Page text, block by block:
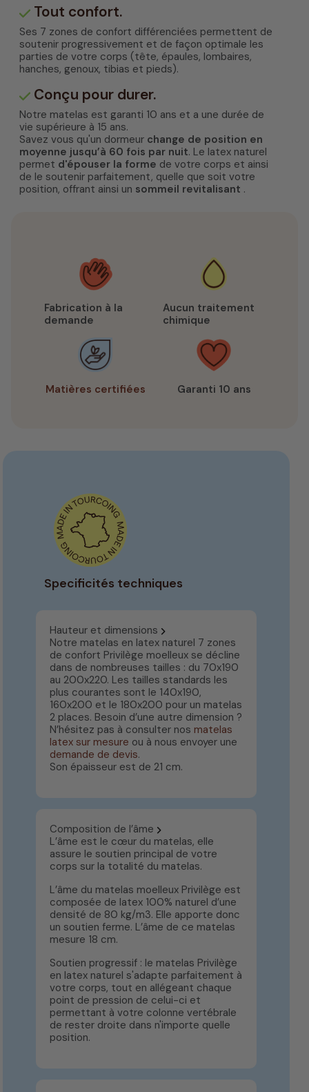
Tout confort.
Ses 7 zones de confort différenciées permettent de
soutenir progressivement et de façon optimale les
parties de votre corps (tête, épaules, lombaires,
hanches, genoux, tibias et pieds).
Conçu pour durer.
Notre matelas est garanti 10 ans et a une durée de
vie supérieure à 15 ans.
Savez vous qu'un dormeur change de position en
moyenne jusqu’à 60 fois par nuit. Le latex naturel
permet d'épouser la forme de votre corps et ainsi
de le soutenir parfaitement, quelle que soit votre
position, offrant ainsi un sommeil revitalisant .
Fabrication à la
demande
Aucun traitement
chimique
Matières certifiées Garanti 10 ans
Specificités techniques
Hauteur et dimensions
Notre matelas en latex naturel 7 zones
de confort Privilège moelleux se décline
dans de nombreuses tailles : du 70x190
au 200x220. Les tailles standards les
plus courantes sont le 140x190,
160x200 et le 180x200 pour un matelas
2 places. Besoin d’une autre dimension ?
N’hésitez pas à consulter nos matelas
latex sur mesure ou à nous envoyer une
demande de devis.
Son épaisseur est de 21 cm.
Composition de l’âme
L’âme est le cœur du matelas, elle
assure le soutien principal de votre
corps sur la totalité du matelas.
L’âme du matelas moelleux Privilège est
composée de latex 100% naturel d’une
densité de 80 kg/m3. Elle apporte donc
un soutien ferme. L’âme de ce matelas
mesure 18 cm.
Soutien progressif : le matelas Privilège
en latex naturel s'adapte parfaitement à
votre corps, tout en allégeant chaque
point de pression de celui-ci et
permettant à votre colonne vertébrale
de rester droite dans n'importe quelle
position.